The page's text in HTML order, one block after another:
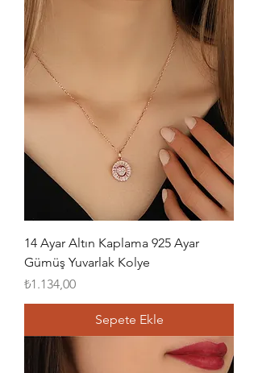
14 Ayar Altın Kaplama 925 Ayar
Gümüş Yuvarlak Kolye
Fiyat
₺1.134,00
Sepete Ekle